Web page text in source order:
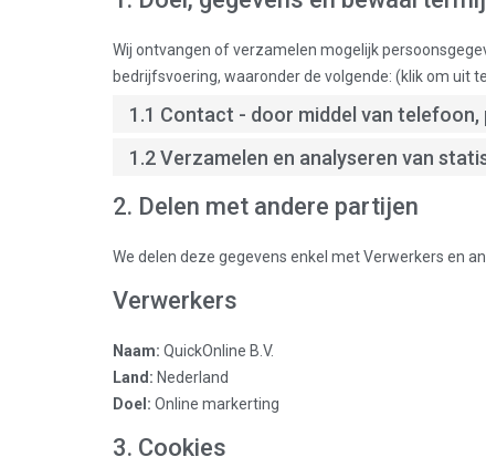
Wij ontvangen of verzamelen mogelijk
bedrijfsvoering, waaronder de volgende: (klik om uit
1.1 Contact - door middel van
1.2 Verzamelen en analyseren van
2. Delen met andere partijen
We delen deze gegevens enkel met Verwerkers en
Verwerkers
Naam: QuickOnline B.V.
Land: Nederland
Doel: Online markerting
3. Cookies